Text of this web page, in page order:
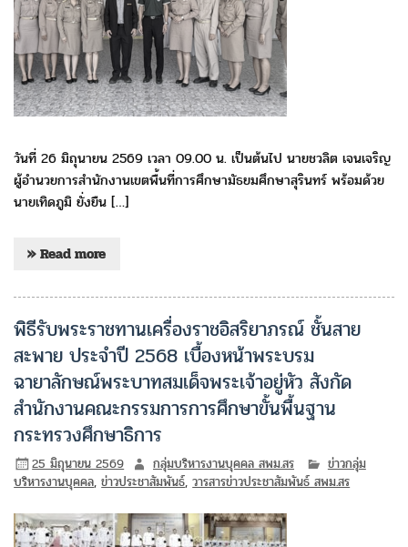
วันที่ 26 มิถุนายน 2569 เวลา 09.00 น. เป็นต้นไป นายชวลิต เจนเจริญ
ผู้อำนวยการสำนักงานเขตพื้นที่การศึกษามัธยมศึกษาสุรินทร์ พร้อมด้วย
นายเทิดภูมิ ยั่งยืน […]
» Read more
พิธีรับพระราชทานเครื่องราชอิสริยาภรณ์ ชั้นสาย
สะพาย ประจำปี 2568 เบื้องหน้าพระบรม
ฉายาลักษณ์พระบาทสมเด็จพระเจ้าอยู่หัว สังกัด
สำนักงานคณะกรรมการการศึกษาขั้นพื้นฐาน
กระทรวงศึกษาธิการ
25 มิถุนายน 2569 กลุ่มบริหารงานบุคคล สพม.สร
ข่าวกลุ่ม
บริหารงานบุคคล,ข่าวประชาสัมพันธ์,วารสารข่าวประชาสัมพันธ์ สพม.สร